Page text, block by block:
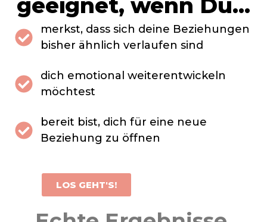
geeignet, wenn Du...
merkst, dass sich deine Beziehungen
bisher ähnlich verlaufen sind
dich emotional weiterentwickeln
möchtest
bereit bist, dich für eine neue
Beziehung zu öffnen
LOS GEHT'S!